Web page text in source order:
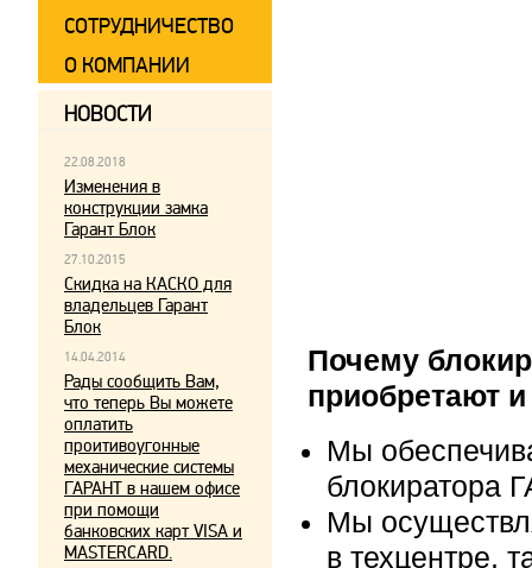
Почему
приобретают
Мы
блокиратора
Мы
в техцентре,
СОТРУДНИЧЕСТВО
О КОМПАНИИ
НОВОСТИ
22.08.2018
Изменения в
конструкции замка
Гарант Блок
27.10.2015
Скидка на КАСКО для
владельцев Гарант
Блок
14.04.2014
Рады сообщить Вам,
что теперь Вы можете
оплатить
проитивоугонные
механические системы
ГАРАНТ в нашем офисе
при помощи
банковских карт VISA и
MASTERCARD.